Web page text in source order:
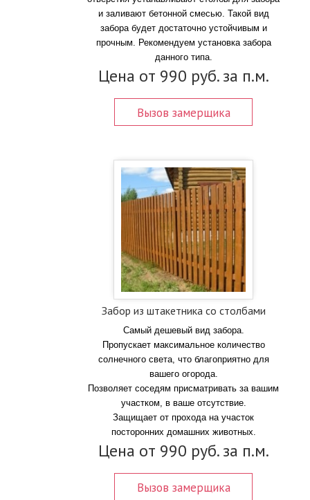
и заливают бетонной смесью. Такой вид
забора будет достаточно устойчивым и
прочным. Рекомендуем установка забора
данного типа.
Цена от 990 руб. за п.м.
Вызов замерщика
Забор из штакетника со столбами
Самый дешевый вид забора.
Пропускает максимальное количество
солнечного света, что благоприятно для
вашего огорода.
Позволяет соседям присматривать за вашим
участком, в ваше отсутствие.
Защищает от прохода на участок
посторонних домашних животных.
Цена от 990 руб. за п.м.
Вызов замерщика